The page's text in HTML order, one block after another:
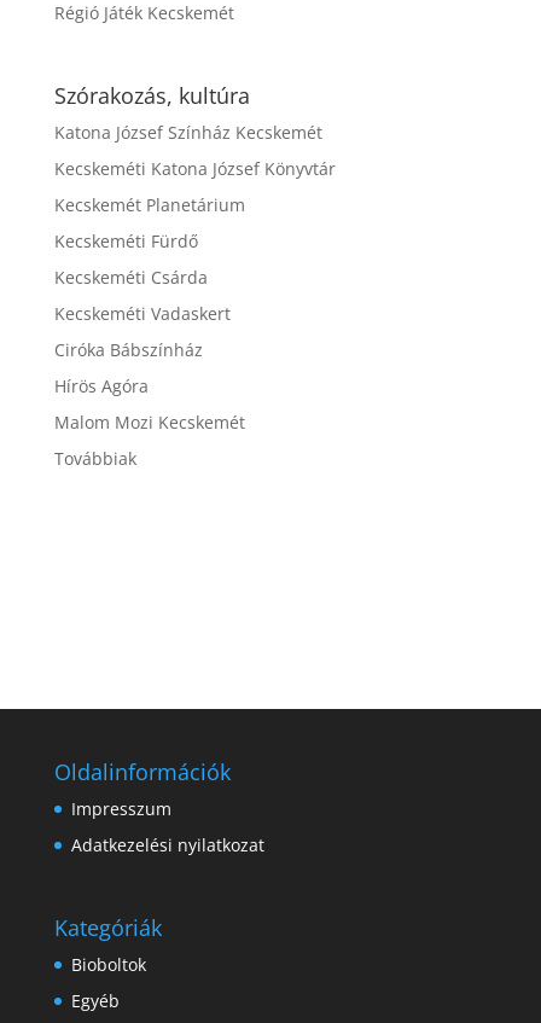
Régió Játék Kecskemét
Szórakozás, kultúra
Katona József Színház Kecskemét
Kecskeméti Katona József Könyvtár
Kecskemét Planetárium
Kecskeméti Fürdő
Kecskeméti Csárda
Kecskeméti Vadaskert
Ciróka Bábszínház
Hírös Agóra
Malom Mozi Kecskemét
Továbbiak
Oldalinformációk
Impresszum
Adatkezelési nyilatkozat
Kategóriák
Bioboltok
Egyéb